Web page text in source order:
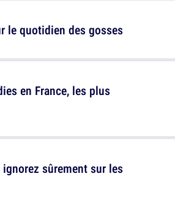
le quotidien des gosses
sûrement sur les
en France, les plus